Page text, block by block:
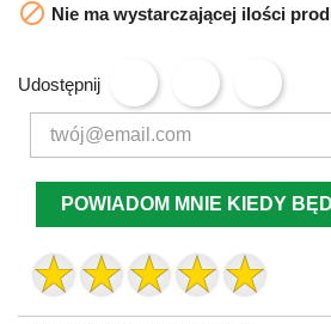
 Nie ma wystarczającej ilości
Udostępnij
POWIADOM MNIE KIEDY